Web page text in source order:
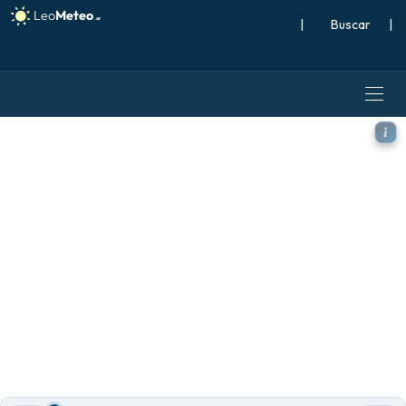
| |
ECMWF AIFS 0.25° [IA]